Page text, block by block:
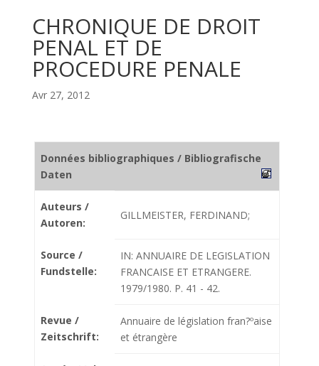
CHRONIQUE DE DROIT
PENAL ET DE
PROCEDURE PENALE
Avr 27, 2012
Données bibliographiques / Bibliografische
Daten
Auteurs /
Autoren:
GILLMEISTER, FERDINAND;
Source /
Fundstelle:
IN: ANNUAIRE DE LEGISLATION
FRANCAISE ET ETRANGERE.
1979/1980. P. 41 - 42.
Revue /
Zeitschrift:
Annuaire de législation fran?ºaise
et étrangère